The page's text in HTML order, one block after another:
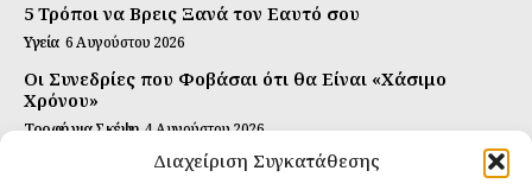
Διαχείριση Συγκατάθεσης
5 Τρόποι να Βρεις Ξανά τον Εαυτό σου
Υγεία 6 Αυγούστου 2026
Οι Συνεδρίες που Φοβάσαι ότι θα Είναι «Χάσιμο
Χρόνου»
Τροφή για Σκέψη 4 Αυγούστου 2026
Αυτή Είναι η Συνταγή για Τέλεια Κομπούτσα